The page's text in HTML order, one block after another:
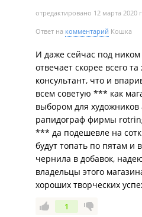
отредактировано 12 марта 2020
Ответ на комментарий Кошка
И даже сейчас под
отвечает скорее всего
консультант, что и
всем советую *** как
выбором для художников
рапидограф фирмы
*** да подешевле на
будут топать по пятам и
чернила в добавок,
владельцы этого
хороших творческих
1